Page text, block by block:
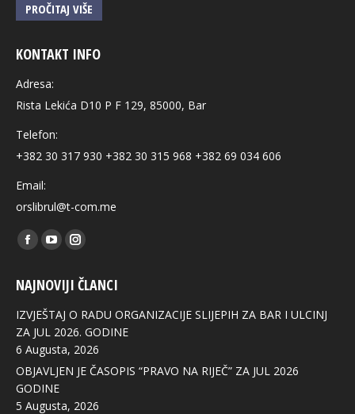
PROČITAJ VIŠE
KONTAKT INFO
Adresa:
Rista Lekića D10 P F 129, 85000, Bar
Telefon:
+382 30 317 930 +382 30 315 968 +382 69 034 606
Email:
orslibrul@t-com.me
Find us on:
Facebook
opens
in
new
window
YouTube
opens
in
new
window
Instagram
opens
in
new
window
NAJNOVIJI ČLANCI
IZVJEŠTAJ O RADU ORGANIZACIJE SLIJEPIH ZA BAR I ULCINJ
ZA JUL 2026. GODINE
6 Augusta, 2026
OBJAVLJEN JE ČASOPIS “PRAVO NA RIJEČ” ZA JUL 2026
GODINE
5 Augusta, 2026